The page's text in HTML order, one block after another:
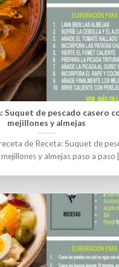
Suquet de pescado casero
mejillones y almejas
de Receta: Suquet de
y almejas paso a paso